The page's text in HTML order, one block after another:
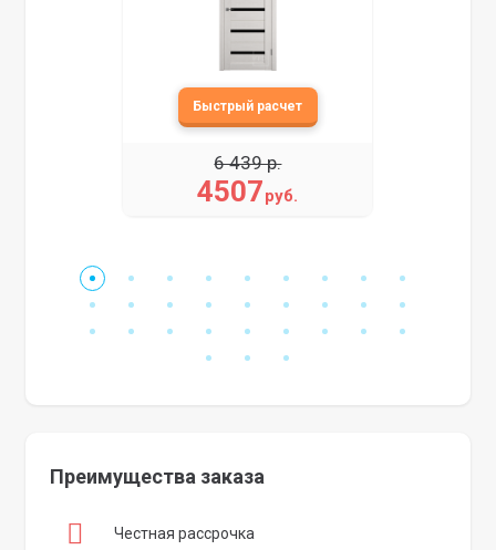
4507руб.
6 439 р.
Преимущества заказа
Честная рассрочка